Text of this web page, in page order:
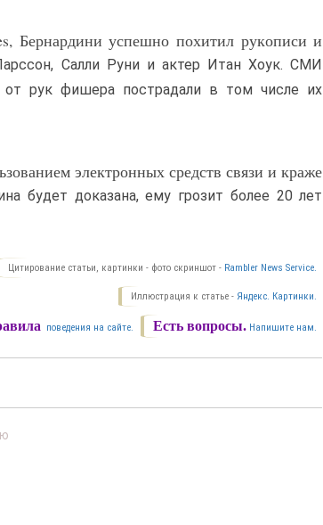
Бернардини успешно похитил рукописи и
Салли Руни и актер Итан Хоук. СМИ
от рук фишера пострадали в том числе их
электронных средств связи и краже
будет доказана, ему грозит более 20 лет
Цитирование статьи, картинки - фото скриншот - Rambler News Service.
Иллюстрация к статье - Яндекс. Картинки.
Есть вопросы. Напишите нам.
поведения на сайте.